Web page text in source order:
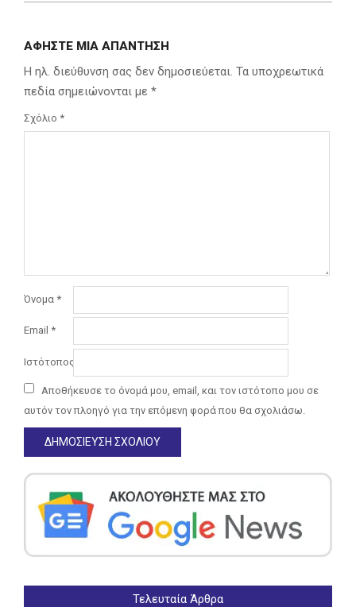
ΑΦΉΣΤΕ ΜΙΑ ΑΠΆΝΤΗΣΗ
Η ηλ. διεύθυνση σας δεν δημοσιεύεται. Τα υποχρεωτικά
πεδία σημειώνονται με *
Σχόλιο *
Όνομα *
Email *
Ιστότοπος
Αποθήκευσε το όνομά μου, email, και τον ιστότοπο μου σε
αυτόν τον πλοηγό για την επόμενη φορά που θα σχολιάσω.
Τελευταία Άρθρα